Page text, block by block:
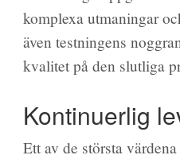
komplexa utmaningar
även testningens
kvalitet på den slutliga
Kontinuerlig
Ett av de största